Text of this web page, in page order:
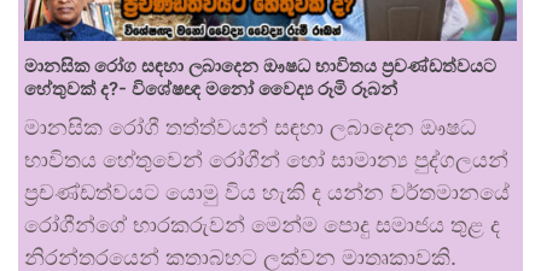
මානසික රෝග සඳහා ලබාදෙන ඖෂධ භාවිතය ප්‍රචණ්ඩත්වයට
හේතුවක් ද?- විශේෂඥ මනෝ වෛද්‍ය රූමි රූබන්
මානසික රෝගී තත්ත්වයන් සඳහා ලබාදෙන ඖෂධ
භාවිතය හේතුවෙන් රෝගීන් හෝ සාමාන්‍ය පුද්ගලයන්
ප්‍රචණ්ඩත්වයට යොමු විය හැකි ද යන්න වර්තමානයේ
රෝගීන්ගේ භාරකරුවන් මෙන්ම පොදු සමාජය තුළ ද
නිරන්තරයෙන් කතාබහට ලක්වන මාතෘකාවකි.